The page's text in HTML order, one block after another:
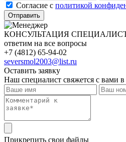
Cогласие с политикой
Отправить
КОНСУЛЬТАЦИЯ
ответим на все вопросы
+7 (4812) 65-94-02
seversmol2003@list.ru
Оставить заявку
Наш специалист свяжется с вами
Прикрепить свои файлы